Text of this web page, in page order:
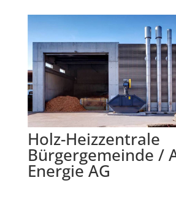
Holz-Heizzentrale
Bürgergemeinde /
Energie AG